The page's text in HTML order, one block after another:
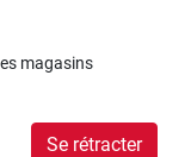
magasins
Se rétracter